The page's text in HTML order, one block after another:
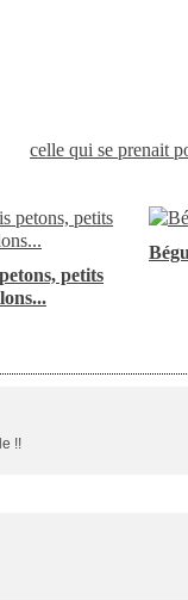
celle qui se prenait
petits
!!